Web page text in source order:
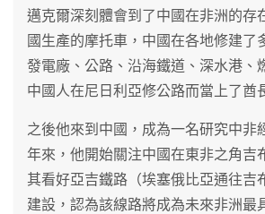
邁克爾深刻體會到了中國在非洲的存
國生產的摩托車，中國在各地修建了
發電廠、公路、沿海鐵道、深水港、
中國人在尼日利亞修公路而當上了酋
之後他來到中國，成為一名研究中非
年來，他開始關注中國在東非之角吉
其看好亞吉鐵路（埃塞俄比亞通往吉
建設，認為該線路將成為未來非洲最